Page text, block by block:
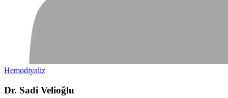
Hemodiyaliz
Dr. Sadi Velioğlu